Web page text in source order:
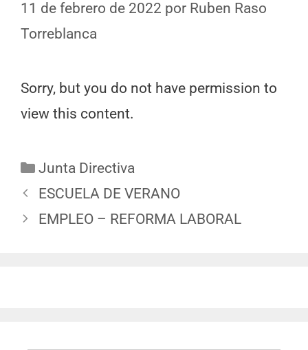
11 de febrero de 2022 por Ruben Raso
Torreblanca
Sorry, but you do not have permission to
view this content.
Junta Directiva
ESCUELA DE VERANO
EMPLEO – REFORMA LABORAL